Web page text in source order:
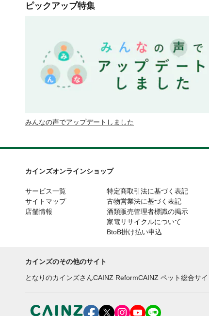
ピックアップ特集
みんなの声でアップデートしました
カインズオンラインショップ
サービス一覧
サイトマップ
店舗情報
特定商取引法に基づく表記
古物営業法に基づく表記
酒類販売管理者標識の掲示
家電リサイクルについて
BtoB掛け払い申込
カインズのその他のサイト
となりのカインズさんCAINZ ReformCAINZ ペット総合サイ